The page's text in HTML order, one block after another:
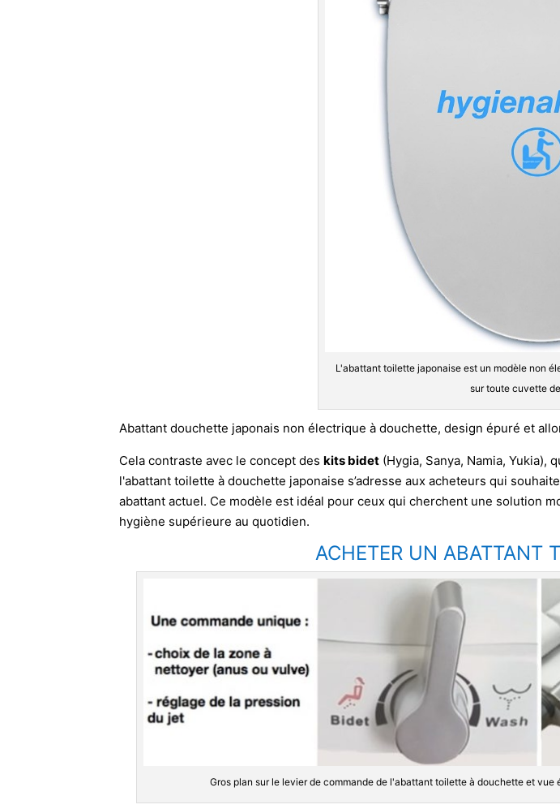
L'abattant toilette japonaise est un modèle non
sur toute cuvette
Abattant douchette japonais non électrique à douchette, design épuré et
Cela contraste avec le concept des kits bidet (Hygia, Sanya, Namia, Yukia),
l'abattant toilette à douchette japonaise s’adresse aux acheteurs qui
abattant actuel. Ce modèle est idéal pour ceux qui cherchent une solution
hygiène supérieure au quotidien.
ACHETER UN ABATTANT
Gros plan sur le levier de commande de l'abattant toilette à douchette et